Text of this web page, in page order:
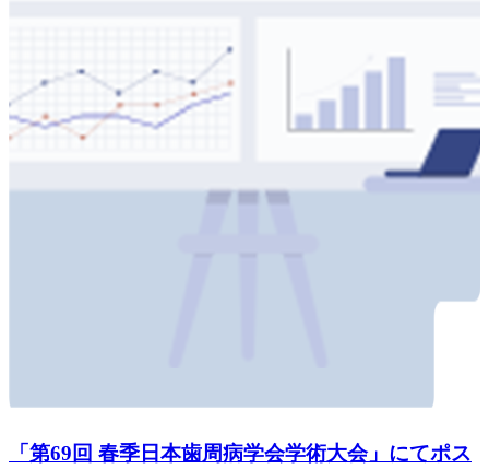
「第69回 春季日本歯周病学会学術大会」にてポス